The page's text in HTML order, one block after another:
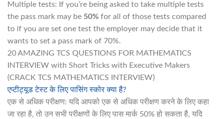
Multiple tests: If you’re being asked to take multiple tests
the pass mark may be 50% for all of those tests compared
to if you are set one test the employer may decide that it
wants to set a pass mark of 70%.
20 AMAZING TCS QUESTIONS FOR MATHEMATICS
INTERVIEW with Short Tricks with Executive Makers
(CRACK TCS MATHEMATICS INTERVIEW)
एप्टीट्यूड टेस्ट के लिए पासिंग स्कोर क्या है?
एक से अधिक परीक्षण: यदि आपको एक से अधिक परीक्षण करने के लिए कहा
जा रहा है, तो उन सभी परीक्षणों के लिए पास मार्क 50% हो सकता है, यदि